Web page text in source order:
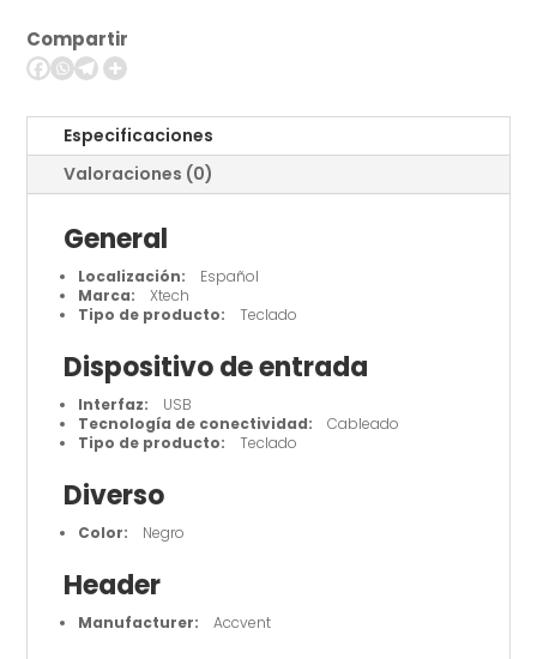
Español
-
LED
Multi-
color
efectos
cantidad
Compartir
Especificaciones
Valoraciones (0)
General
Localización: Español
Marca: Xtech
Tipo de producto: Teclado
Dispositivo de entrada
Interfaz: USB
Tecnología de conectividad: Cableado
Tipo de producto: Teclado
Diverso
Color: Negro
Header
Manufacturer: Accvent